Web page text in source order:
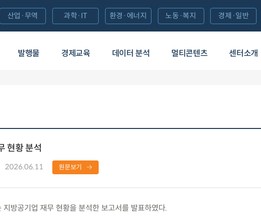
발행물 경제교육 데이터 분석 멀티콘텐츠 센터소개
산업·무역 과학·IT 환경·에너지 노동·복지 경제·일반
현황 분석
2026.06.11 원문보기
지방공기업 재무 현황을 분석한 보고서를 발표하였다.